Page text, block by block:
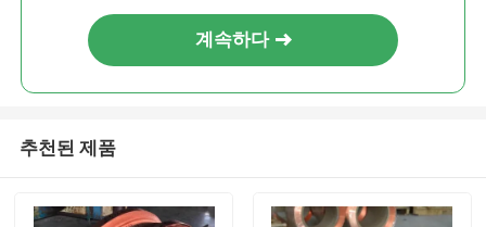
계속하다
추천된 제품